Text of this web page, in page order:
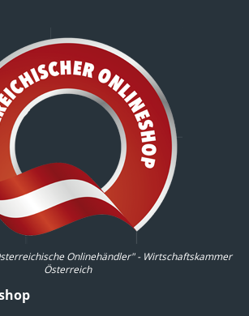
Onlinehändler" - Wirtschaftskammer
Österreich